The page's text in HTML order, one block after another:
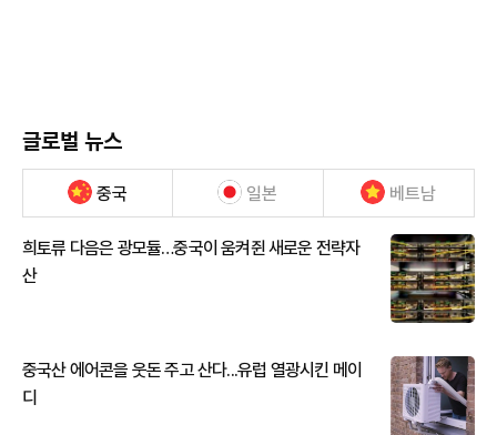
글로벌 뉴스
중국 일본 베트남
희토류 다음은 광모듈…중국이 움켜쥔 새로운 전략자
산
중국산 에어콘을 웃돈 주고 산다...유럽 열광시킨 메이
디